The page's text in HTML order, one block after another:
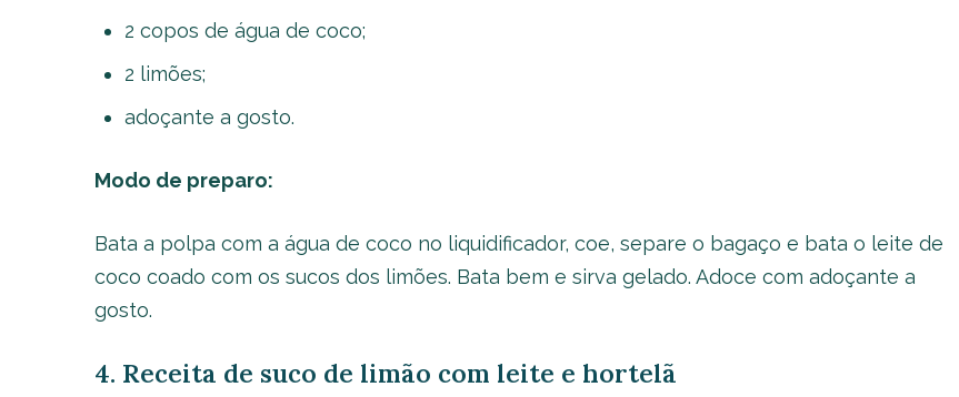
2 copos de água de coco;
2 limões;
adoçante a gosto.
Modo de preparo:
Bata a polpa com a água de coco no liquidificador, coe, separe o bagaço e bata o leite de
coco coado com os sucos dos limões. Bata bem e sirva gelado. Adoce com adoçante a
gosto.
4. Receita de suco de limão com leite e hortelã